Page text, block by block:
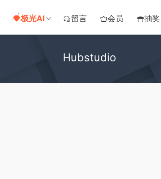
极光AI 留言 会员 抽奖
Hubstudio